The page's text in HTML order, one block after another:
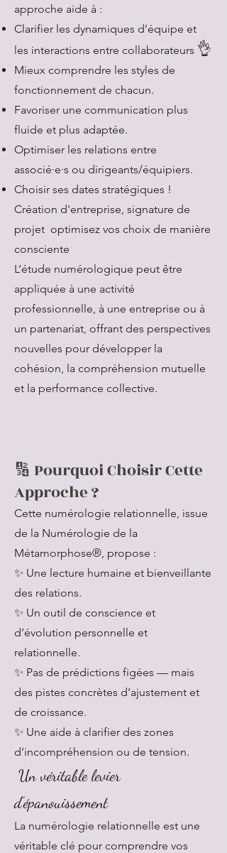
approche aide à :
Clarifier les dynamiques d’équipe et
les interactions entre collaborateurs 👌
Mieux comprendre les styles de
fonctionnement de chacun.
Favoriser une communication plus
fluide et plus adaptée.
Optimiser les relations entre
associé·e·s ou dirigeants/équipiers.
Choisir ses dates stratégiques !
Création d'entreprise, signature de
projet optimisez vos choix de manière
consciente
L’étude numérologique peut être
appliquée à une activité
professionnelle, à une entreprise ou à
un partenariat, offrant des perspectives
nouvelles pour développer la
cohésion, la compréhension mutuelle
et la performance collective.
🔢 Pourquoi Choisir Cette
Approche ?
Cette numérologie relationnelle, issue
de la Numérologie de la
Métamorphose®, propose :
✨ Une lecture humaine et bienveillante
des relations.
✨ Un outil de conscience et
d’évolution personnelle et
relationnelle.
✨ Pas de prédictions figées — mais
des pistes concrètes d’ajustement et
de croissance.
✨ Une aide à clarifier des zones
d’incompréhension ou de tension.
Un véritable levier
d’épanouissement
La numérologie relationnelle est une
véritable clé pour comprendre vos